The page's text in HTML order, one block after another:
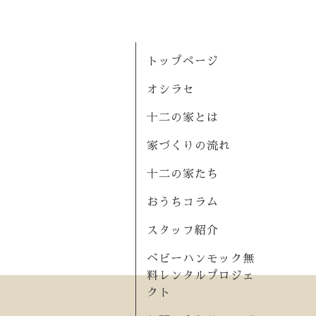
トップページ
オシラセ
十二の家とは
家づくりの流れ
十二の家たち
おうちコラム
スタッフ紹介
ベビーハンモック無
料レンタルプロジェ
クト